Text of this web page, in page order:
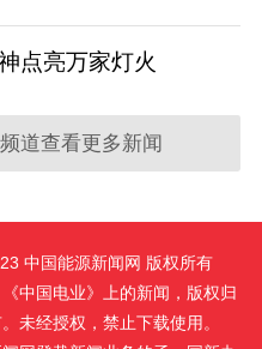
点亮万家灯火
频道查看更多新闻
中国能源新闻网 版权所有
中国电业》上的新闻，版权归
未经授权，禁止下载使用。